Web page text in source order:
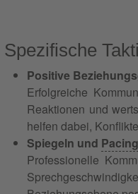
Spezifische
Positive
Erfolgreiche
Reaktionen und
helfen dabei,
Spiegeln und Pacing
Professionelle